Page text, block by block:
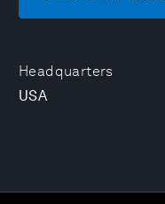
Headquarters
USA